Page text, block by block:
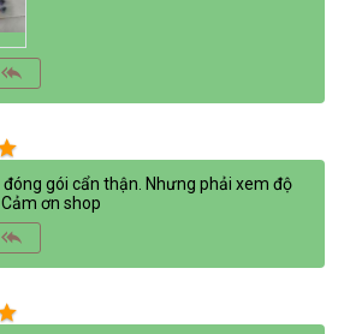
reply_all
đóng gói cẩn thận. Nhưng phải xem độ
ơn shop
reply_all